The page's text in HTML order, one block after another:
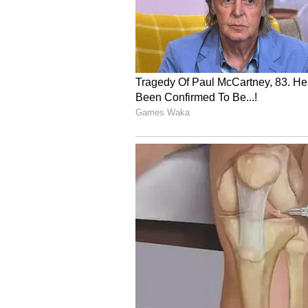
Image Credit :ChatGpt
ವಿಡಿಯೋ ಕ್ಲಿಪ್ ವೈರಲ್
ಈ ಚಿಕ್ಕ ವಿಡಿಯೋ ಕ್ಲಿಪ್ ವೈರಲ್
ಮೆಚ್ಚುಗೆ ವ್ಯಕ್ತಪಡಿಸಿದ್ದಾರೆ. ವೇದಿಕೆಯಲ್ಲಿ
ಆದರೂ ಈ ವಿದ್ಯಾರ್ಥಿ ಧೈರ್ಯಕ್ಕೆ
ಹೇಳುತ್ತಿದ್ದಾರೆ.